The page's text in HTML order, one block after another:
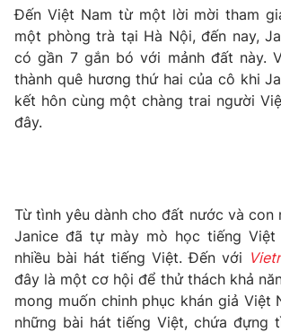
Giải sao mai
Làm đẹp
Chất lượng cuộc sống
Tuyển sinh
Học trực tuyến
Công nghệ
Hitech Công nghệ tương lai
Sản phẩm
Giao lưu trực tuyến
Chuyên mục khác
Emagazine Podcast
Photo
Đến Việt Nam từ một lời mời tham
một phòng trà tại Hà Nội, đến nay,
có gần 7 gắn bó với mảnh đất này.
thành quê hương thứ hai của cô khi
kết hôn cùng một chàng trai người
đây.
Từ tình yêu dành cho đất nước và con
Janice đã tự mày mò học tiếng
nhiều bài hát tiếng Việt. Đến với
đây là một cơ hội để thử thách khả
mong muốn chinh phục khán giả Việt
những bài hát tiếng Việt, chứa đựng